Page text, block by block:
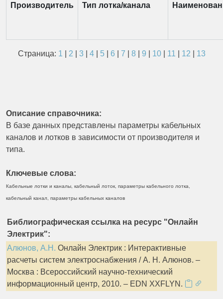
Производитель Тип лотка/канала
Страница: 1 2 3 4| 5| 6 7 8| 9 10| 11 12 13
Описание справочника:
В базе данных представлены параметры кабельных
каналов и лотков в зависимости от производителя и
типа.
Ключевые слова:
Кабельные лотки и каналы, кабельный лоток, параметры кабельного лотка,
кабельный канал, параметры кабельных каналов
Библиографическая ссылка на ресурс "Онлайн
Электрик":
Алюнов, А.Н. Онлайн Электрик : Интерактивные
расчеты систем электроснабжения / А. Н. Алюнов. –
Москва : Всероссийский научно-технический
информационный центр, 2010. – EDN XXFLYN.